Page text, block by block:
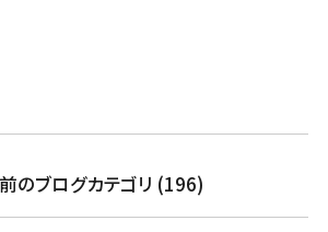
のブログカテゴリ (196)